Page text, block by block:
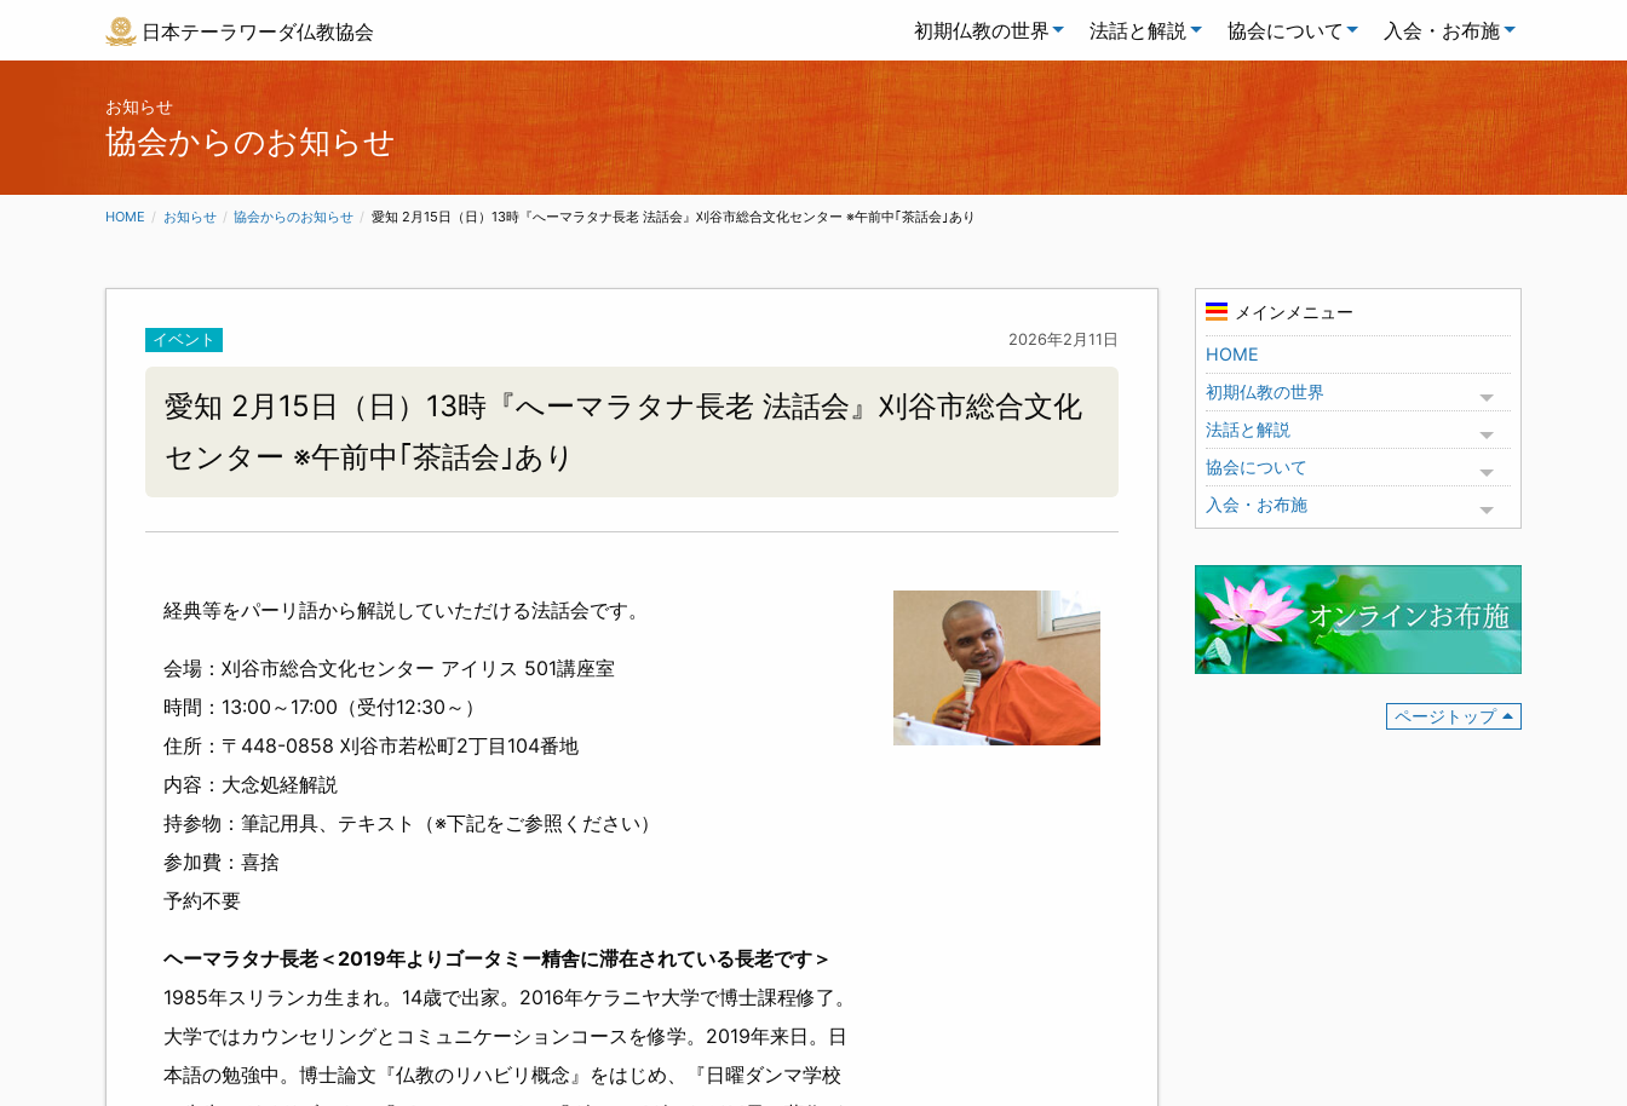
日本テーラワーダ仏教協会 初期仏教の世界 法話と解説 協会について 入会・お布施
お知らせ
協会からのお知らせ
HOME お知らせ 協会からのお知らせ CURRENT:
愛知 2月15日（日）13時『へーマラタナ長老 法話会』刈谷市総合文化センター ※午前中｢茶話会｣あり
イベント 2026年2月11日
愛知 2月15日（日）13時『へーマラタナ長老 法話会』刈谷市総合文化
センター ※午前中｢茶話会｣あり
経典等をパーリ語から解説していただける法話会です。
会場：刈谷市総合文化センター アイリス 501講座室
時間：13:00～17:00（受付12:30～）
住所：〒448-0858 刈谷市若松町2丁目104番地
内容：大念処経解説
持参物：筆記用具、テキスト（※下記をご参照ください）
参加費：喜捨
予約不要
ヘーマラタナ長老＜2019年よりゴータミー精舎に滞在されている長老です＞
1985年スリランカ生まれ。14歳で出家。2016年ケラニヤ大学で博士課程修了。
大学ではカウンセリングとコミュニケーションコースを修学。2019年来日。日
本語の勉強中。博士論文『仏教のリハビリ概念』をはじめ、『日曜ダンマ学校
メインメニュー
HOME
初期仏教の世界
Toggle menu
法話と解説
Toggle menu
協会について
Toggle menu
入会・お布施
Toggle menu
ページトップ